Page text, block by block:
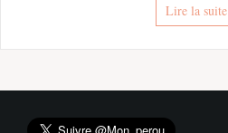
Lire la